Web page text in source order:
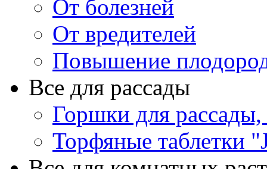
От болезней
От вредителей
Повышение
Все для рассады
Горшки для рассады,
Торфяные таблетки